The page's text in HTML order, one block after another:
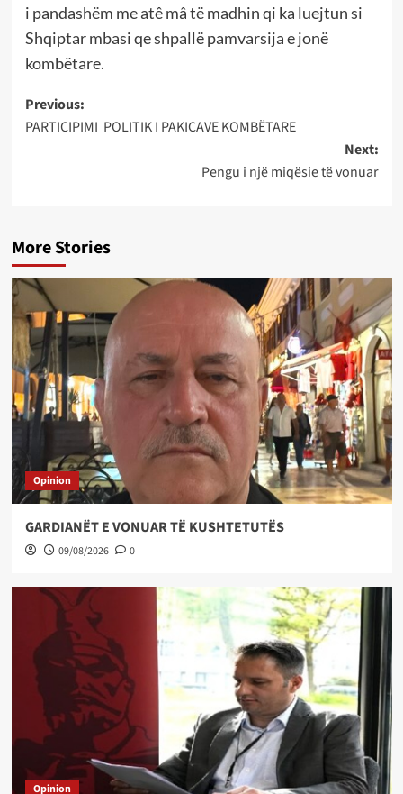
i pandashëm me atê mâ të madhin qi ka luejtun si
Shqiptar mbasi qe shpallë pamvarsija e jonë
kombëtare.
Post
navigation
Previous:
PARTICIPIMI POLITIK I PAKICAVE KOMBËTARE
Next:
Pengu i një miqësie të vonuar
More Stories
Opinion
GARDIANËT E VONUAR TË KUSHTETUTËS
09/08/2026 0
Opinion